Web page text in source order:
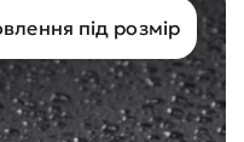
під розмір